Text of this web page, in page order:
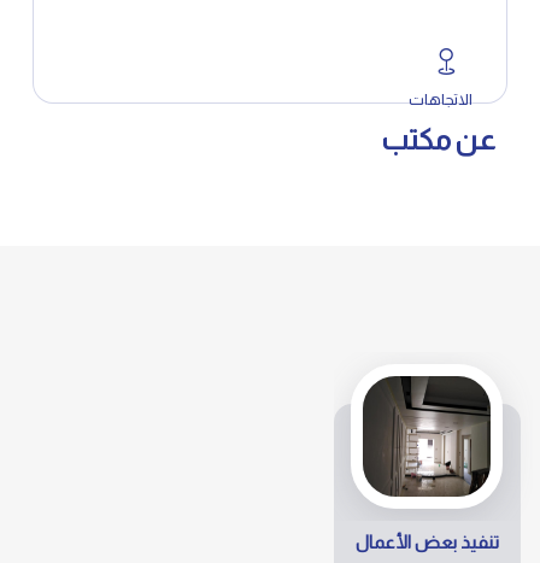
الاتجاهات
عن مكتب
تنفيذ بعض الأعمال